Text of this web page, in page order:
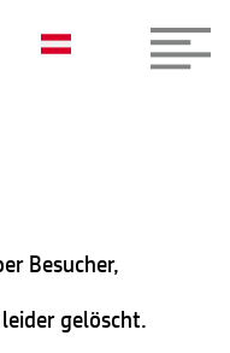
Besucher,
gelöscht.